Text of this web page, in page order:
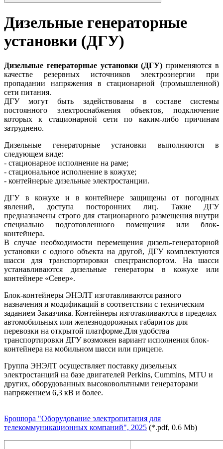
Дизельные генераторные
установки (ДГУ)
Дизельные генераторные установки (ДГУ)применяются в
качестве резервных источников электроэнергии при
пропадании напряжения в стационарной (промышленной)
сети питания.
ДГУ могут быть задействованы в составе системы
постоянного электроснабжения объектов, подключение
которых к стационарной сети по каким-либо причинам
затруднено.
Дизельные генераторные установки выполняются в
следующем виде:
- стационарное исполнение на раме;
- стациональное исполнение в кожухе;
- контейнерые дизельные электростанции.
ДГУ в кожухе и в контейнере защищены от погодных
явлений, доступа посторонних лиц. Такие ДГУ
предназначены строго для стационарного размещения внутри
специально подготовленного помещения или блок-
контейнера.
В случае необходимости перемещения дизель-генераторной
установки с одного объекта на другой, ДГУ комплектуются
шасси для транспортировки спецтранспортом. На шасси
устанавливаются дизельные генераторы в кожухе или
контейнере «Север».
Блок-контейнеры ЭНЭЛТ изготавливаются разного
назначения и модификаций в соответствии с техническим
заданием Заказчика. Контейнеры изготавливаются в пределах
автомобильных или железнодорожных габаритов для
перевозки на открытой платформе.Для удобства
транспортировки ДГУ возможен вариант исполнения блок-
контейнера на мобильном шасси или прицепе.
Группа ЭНЭЛТ осуществляет поставку дизельных
электростанций на базе двигателей Perkins, Cummins, MTU и
других, оборудованных высоковольтными генераторами
напряжением 6,3 кВ и более.
Брошюра "Оборудование электропитания для
телекоммуникационных компаний", 2025 (*.pdf, 0.6 Мb)